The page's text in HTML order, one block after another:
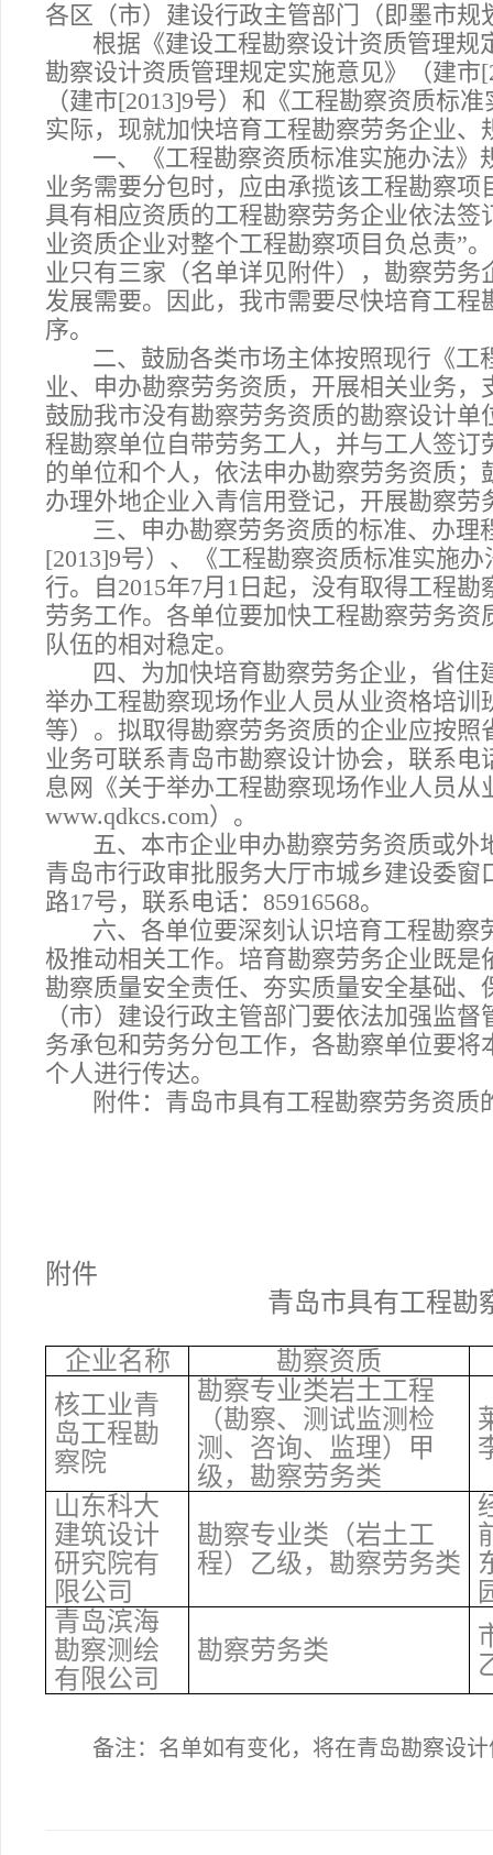
各区（市）建设行政主管部门（即墨市
根据 《建设工程勘察设计资质管理
勘察设计资质管理规定实施意见》（建市
（建市[2013]9号）和《工程勘察资质标
实际，现就加快培育工程勘察劳务企业、
一、《工程勘察资质标准实施办法》
业务需要分包时，应由承揽该工程勘察
具有相应资质的工程勘察劳务企业依法
业资质企业对整个工程勘察项目负总责”
业只有三家（名单详见附件）， 勘察劳务
发展需要。因此，我市需要尽快培育工程
序。
二、鼓励各类市场主体按照现行《工
业、申办勘察劳务资质，开展相关业务
鼓励我市没有勘察劳务资质的勘察设计
程勘察单位自带劳务工人，并与工人签
的单位和个人，依法申办勘察劳务资质
办理外地企业入青信用登记，开展勘察劳
三、申办勘察劳务资质的标准、办理
[2013]9号）、《工程勘察资质标准实施办
行。自2015年7月1日起，没有取得工程
劳务工作。各单位要加快工程勘察劳务
队伍的相对稳定。
四、为加快培育勘察劳务企业，省
举办工程勘察现场作业人员从业资格培训
等）。拟取得勘察劳务资质的企业应按照
业务可联系青岛市勘察设计协会，联系电
息网《关于举办工程勘察现场作业人员从
www.qdkcs.com） 。
五、本市企业申办勘察劳务资质或
青岛市行政审批服务大厅市城乡建设委
路17号，联系电话： 85916568。
六、 各单位要深刻认识培育工程勘察
极推动相关工作。培育勘察劳务企业既
勘察质量安全责任、夯实质量安全基础
（市）建设行政主管部门要依法加强监
务承包和劳务分包工作，各勘察单位要
个人进行传达。
附件： 青岛市具有工程勘察劳务资质
附件
青岛市具有工程勘
企业名称
勘察资质
核工业青
岛工程勘
察院
勘察专业类岩土工程
（勘察、测试监测检
测、咨询、监理）甲
级，勘察劳务类
山东科大
建筑设计
研究院有
限公司
勘察专业类（岩土工
程）乙级，勘察劳务类
青岛滨海
勘察测绘
有限公司
勘察劳务类
备注： 名单如有变化，将在青岛勘察设